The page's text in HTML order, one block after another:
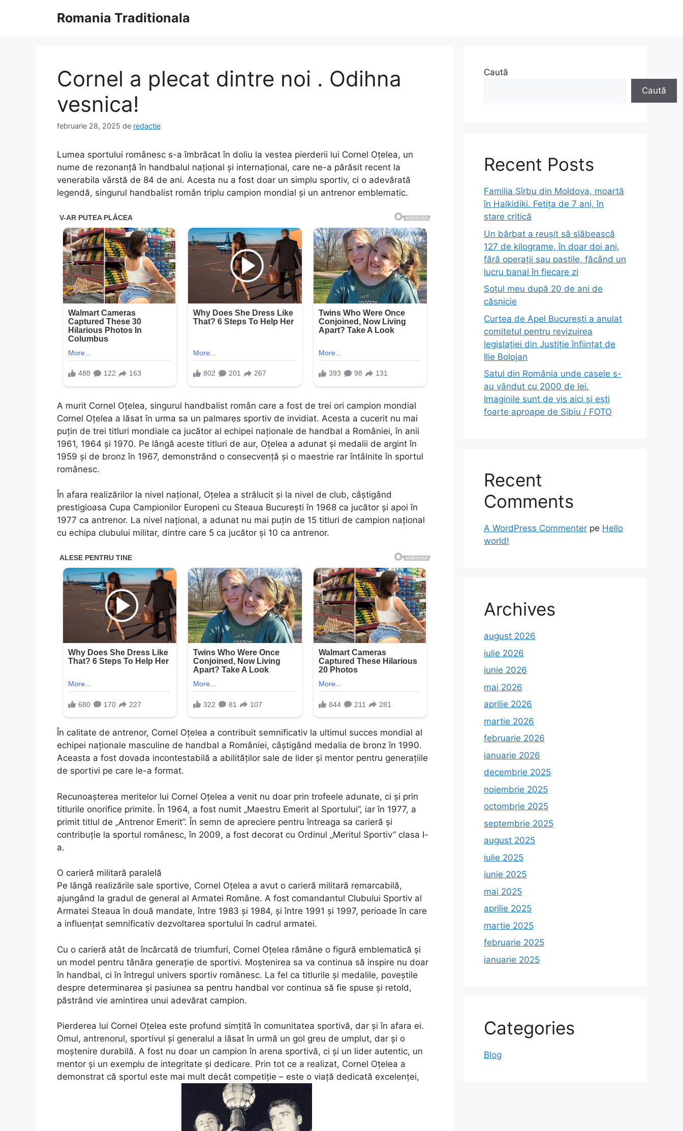
Romania Traditionala
Cornel a plecat dintre noi . Odihna
vesnica!
februarie 28, 2025 de redactie
Lumea sportului românesc s-a îmbrăcat în doliu la vestea pierderii lui Cornel Oțelea, un
nume de rezonanță în handbalul național și internațional, care ne-a părăsit recent la
venerabila vârstă de 84 de ani. Acesta nu a fost doar un simplu sportiv, ci o adevărată
legendă, singurul handbalist român triplu campion mondial și un antrenor emblematic.
A murit Cornel Oțelea, singurul handbalist român care a fost de trei ori campion mondial
Cornel Oțelea a lăsat în urma sa un palmares sportiv de invidiat. Acesta a cucerit nu mai
puțin de trei titluri mondiale ca jucător al echipei naționale de handbal a României, în anii
1961, 1964 și 1970. Pe lângă aceste titluri de aur, Oțelea a adunat și medalii de argint în
1959 și de bronz în 1967, demonstrând o consecvență și o maestrie rar întâlnite în sportul
românesc.
În afara realizărilor la nivel național, Oțelea a strălucit și la nivel de club, câștigând
prestigioasa Cupa Campionilor Europeni cu Steaua București în 1968 ca jucător și apoi în
1977 ca antrenor. La nivel național, a adunat nu mai puțin de 15 titluri de campion național
cu echipa clubului militar, dintre care 5 ca jucător și 10 ca antrenor.
În calitate de antrenor, Cornel Oțelea a contribuit semnificativ la ultimul succes mondial al
echipei naționale masculine de handbal a României, câștigând medalia de bronz în 1990.
Aceasta a fost dovada incontestabilă a abilităților sale de lider și mentor pentru generațiile
de sportivi pe care le-a format.
Recunoașterea meritelor lui Cornel Oțelea a venit nu doar prin trofeele adunate, ci și prin
titlurile onorifice primite. În 1964, a fost numit „Maestru Emerit al Sportului”, iar în 1977, a
primit titlul de „Antrenor Emerit”. În semn de apreciere pentru întreaga sa carieră și
contribuție la sportul românesc, în 2009, a fost decorat cu Ordinul „Meritul Sportiv” clasa I-
a.
O carieră militară paralelă
Pe lângă realizările sale sportive, Cornel Oțelea a avut o carieră militară remarcabilă,
ajungând la gradul de general al Armatei Române. A fost comandantul Clubului Sportiv al
Armatei Steaua în două mandate, între 1983 și 1984, și între 1991 și 1997, perioade în care
a influențat semnificativ dezvoltarea sportului în cadrul armatei.
Cu o carieră atât de încărcată de triumfuri, Cornel Oțelea rămâne o figură emblematică și
un model pentru tânăra generație de sportivi. Moștenirea sa va continua să inspire nu doar
în handbal, ci în întregul univers sportiv românesc. La fel ca titlurile și medalile, poveștile
despre determinarea și pasiunea sa pentru handbal vor continua să fie spuse și retold,
păstrând vie amintirea unui adevărat campion.
Pierderea lui Cornel Oțelea este profund simțită în comunitatea sportivă, dar și în afara ei.
Omul, antrenorul, sportivul și generalul a lăsat în urmă un gol greu de umplut, dar și o
moștenire durabilă. A fost nu doar un campion în arena sportivă, ci și un lider autentic, un
mentor și un exemplu de integritate și dedicare. Prin tot ce a realizat, Cornel Oțelea a
demonstrat că sportul este mai mult decât competiție – este o viață dedicată excelenței,
Caută
Caută
Recent Posts
Familia Sîrbu din Moldova, moartă
în Halkidiki. Fetița de 7 ani, în
stare critică
Un bărbat a reușit să slăbească
127 de kilograme, în doar doi ani,
fără operații sau pastile, făcând un
lucru banal în fiecare zi
Soțul meu după 20 de ani de
căsnicie
Curtea de Apel București a anulat
comitetul pentru revizuirea
legislației din Justiție înființat de
Ilie Bolojan
Satul din România unde casele s-
au vândut cu 2000 de lei.
Imaginile sunt de vis aici și ești
foarte aproape de Sibiu / FOTO
Recent
Comments
A WordPress Commenter pe Hello
world!
Archives
august 2026
iulie 2026
iunie 2026
mai 2026
aprilie 2026
martie 2026
februarie 2026
ianuarie 2026
decembrie 2025
noiembrie 2025
octombrie 2025
septembrie 2025
august 2025
iulie 2025
iunie 2025
mai 2025
aprilie 2025
martie 2025
februarie 2025
ianuarie 2025
Categories
Blog